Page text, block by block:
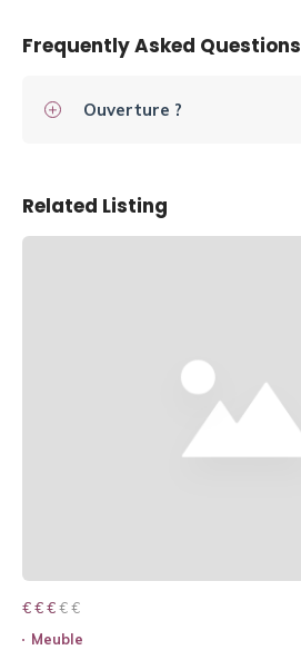
Frequently Asked Questions
Ouverture ?
Related Listing
€ € € € €
€ € €
Meuble